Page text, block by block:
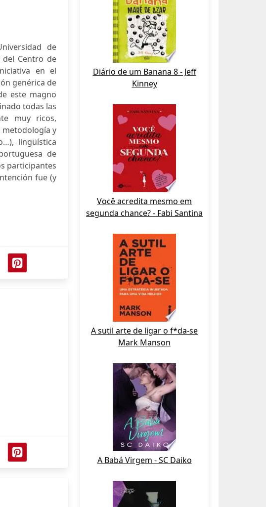
de
del Centro de
en el
genérica de
este magno
todas las
muy ricos,
metodología y
lingüística
de
participantes
fue (y
Diário de um Banana 8 - Jeff
Kinney
Você acredita mesmo em
segunda chance? - Fabi Santina
A sutil arte de ligar o f*da-se
Mark Manson
A Babá Virgem - SC Daiko